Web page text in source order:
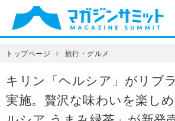
トップページ 旅行・グルメ
キリン「ヘルシア」がリブ
実施。贅沢な味わいを楽し